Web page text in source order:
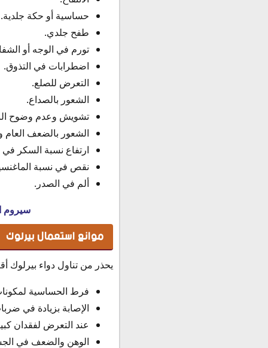
حساسية أو حكة جلدية.
طفح جلدي.
تورم في الوجه أو
اضطرابات في التذوق.
التعرض للصلع.
الشعور بالصداع.
تشويش وعدم وضوح
الشعور بالضعف العام
ارتفاع نسبة السكر في
نقص في نسبة
ألم في الصدر.
سيروم
موانع استعمال بيرلوك
يحذر من تناول دواء بيرلوك
فرط الحساسية
الإصابة بزيادة في
عند التعرض لفقدان
الوهن والضعف في